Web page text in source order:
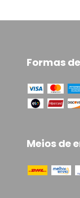
Formas
Meios de